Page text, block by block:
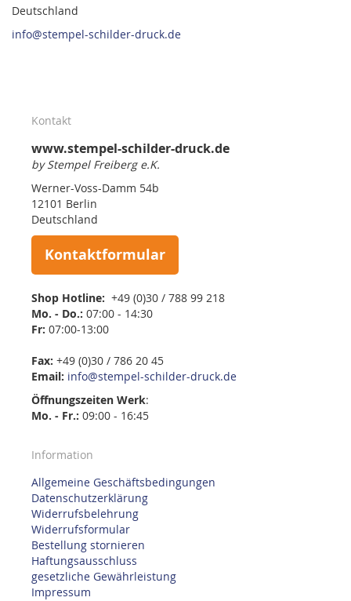
Deutschland
info@stempel-schilder-druck.de
Kontakt
www.stempel-schilder-druck.de
by Stempel Freiberg e.K.
Werner-Voss-Damm 54b
12101 Berlin
Deutschland
Kontaktformular
Shop Hotline: +49 (0)30 / 788 99 218
Mo. - Do.: 07:00 - 14:30
Fr: 07:00-13:00
Fax: +49 (0)30 / 786 20 45
Email: info@stempel-schilder-druck.de
Öffnungszeiten Werk:
Mo. - Fr.: 09:00 - 16:45
Information
Allgemeine Geschäftsbedingungen
Datenschutzerklärung
Widerrufsbelehrung
Widerrufsformular
Bestellung stornieren
Haftungsausschluss
gesetzliche Gewährleistung
Impressum